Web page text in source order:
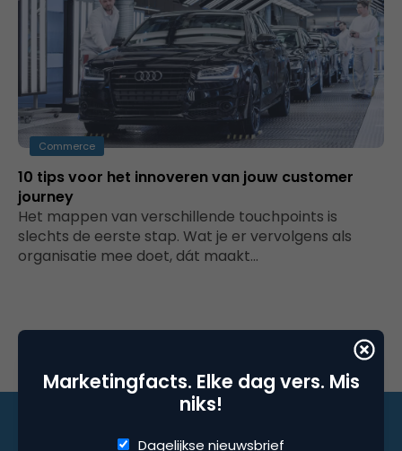
Commerce
10 tips voor het innoveren van jouw customer
journey
Het mappen van verschillende touchpoints is
slechts de eerste stap. Wat je er vervolgens als
organisatie mee doet, dát maakt…
Marketingfacts. Elke dag vers. Mis
niks!
Dagelijkse nieuwsbrief